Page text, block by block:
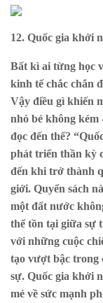
12. Quốc gia khởi
Bất kì ai từng học
kinh tế chắc chắn
Vậy điều gì khiến
nhỏ bé không
đọc đến thế?
phát triển thần kỳ
đến khi trở thành
giới. Quyển sách
một đất nước
thể tồn tại giữa sự
với những cuộc
tạo vượt bậc trong
sự. Quốc gia khởi
mẻ về sức mạnh